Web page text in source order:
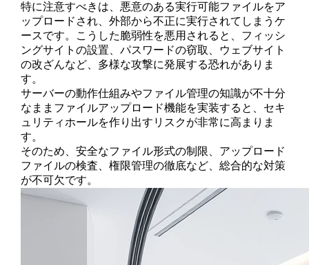
特に注意すべきは、悪意のある実行可能ファイルをア
ップロードされ、外部から不正に実行されてしまうケ
ースです。こうした脆弱性を悪用されると、フィッシ
ングサイトの設置、パスワードの窃取、ウェブサイト
の改ざんなど、多様な攻撃に発展する恐れがありま
す。
サーバーの動作仕組みやファイル管理の知識が不十分
なままファイルアップロード機能を実装すると、セキ
ュリティホールを作り出すリスクが非常に高まりま
す。
そのため、安全なファイル形式の制限、アップロード
ファイルの検査、権限管理の徹底など、総合的な対策
が不可欠です。